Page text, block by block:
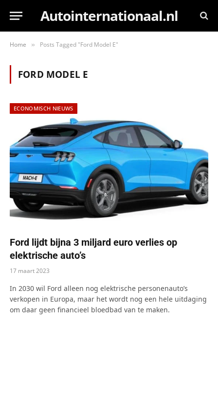
Autointernationaal.nl
Home » Posts Tagged "Ford Model E"
FORD MODEL E
ECONOMISCH NIEUWS
Ford lijdt bijna 3 miljard euro verlies op
elektrische auto’s
17 maart 2023
In 2030 wil Ford alleen nog elektrische personenauto’s
verkopen in Europa, maar het wordt nog een hele uitdaging
om daar geen financieel bloedbad van te maken.